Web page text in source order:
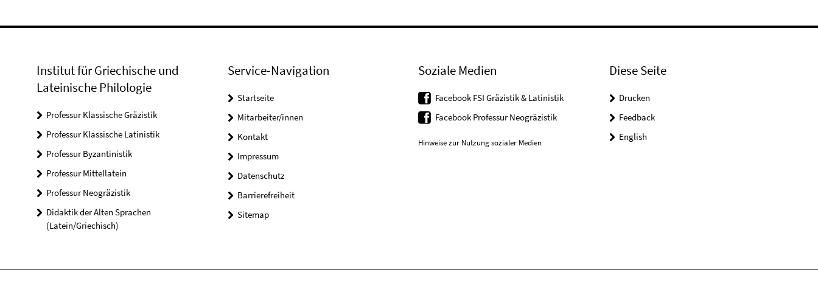
Institut für Griechische und
Lateinische Philologie
Professur Klassische Gräzistik
Professur Klassische Latinistik
Professur Byzantinistik
Professur Mittellatein
Professur Neogräzistik
Didaktik der Alten Sprachen
(Latein/Griechisch)
Service-Navigation
Startseite
Mitarbeiter/innen
Kontakt
Impressum
Datenschutz
Barrierefreiheit
Sitemap
Soziale Medien
Facebook FSI Gräzistik & Latinistik
Facebook Professur Neogräzistik
Hinweise zur Nutzung sozialer Medien
Diese Seite
Drucken
Feedback
English